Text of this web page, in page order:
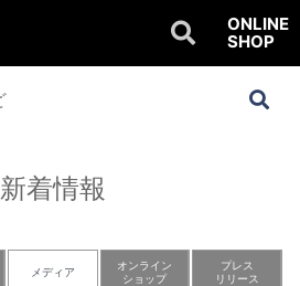
ONLINE
SHOP
新着情報
メディア
オンライン
ショップ
プレス
リリース